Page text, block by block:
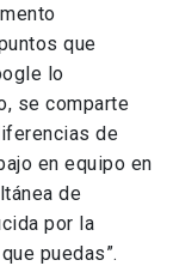
que
lo
se comparte
de
en equipo en
de
por la
puedas”.